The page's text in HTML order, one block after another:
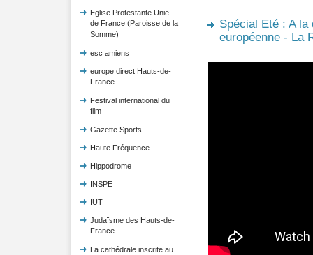
Eglise Protestante Unie
de France (Paroisse de la
Somme)
esc amiens
europe direct Hauts-de-
France
Festival international du
film
Gazette Sports
Haute Fréquence
Hippodrome
INSPE
IUT
Judaïsme des Hauts-de-
France
La cathédrale inscrite au
Spécial Eté : A la
européenne - La